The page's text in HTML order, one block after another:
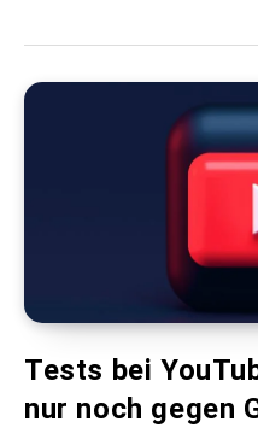
Tests bei
nur noch gegen